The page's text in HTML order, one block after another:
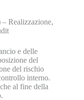
Realizzazione,
e delle
del
del rischio
interno.
al fine della